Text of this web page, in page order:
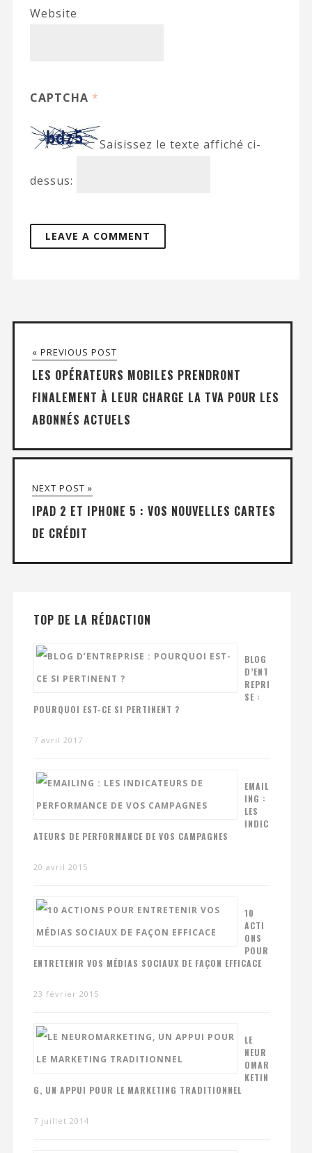
Website
CAPTCHA *
Saisissez le texte affiché ci-
dessus:
« PREVIOUS POST
LES OPÉRATEURS MOBILES PRENDRONT
FINALEMENT À LEUR CHARGE LA TVA POUR LES
ABONNÉS ACTUELS
NEXT POST »
IPAD 2 ET IPHONE 5 : VOS NOUVELLES CARTES
DE CRÉDIT
TOP DE LA RÉDACTION
BLOG
D’ENT
REPRI
SE :
POURQUOI EST-CE SI PERTINENT ?
7 avril 2017
EMAIL
ING :
LES
INDIC
ATEURS DE PERFORMANCE DE VOS CAMPAGNES
20 avril 2015
10
ACTI
ONS
POUR
ENTRETENIR VOS MÉDIAS SOCIAUX DE FAÇON EFFICACE
23 février 2015
LE
NEUR
OMAR
KETIN
G, UN APPUI POUR LE MARKETING TRADITIONNEL
7 juillet 2014